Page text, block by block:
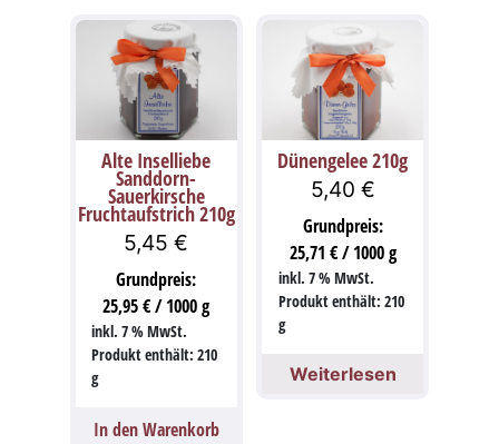
Alte Inselliebe
Sanddorn-
Sauerkirsche
Fruchtaufstrich 210g
5,45€
Grundpreis:
25,95€/1000g
inkl. 7 % MwSt.
Produkt enthält: 210
g
In den Warenkorb
Dünengelee 210g
5,40 €
Grundpreis:
25,71 €/1000g
inkl. 7 % MwSt.
Produkt enthält: 210
g
Weiterlesen